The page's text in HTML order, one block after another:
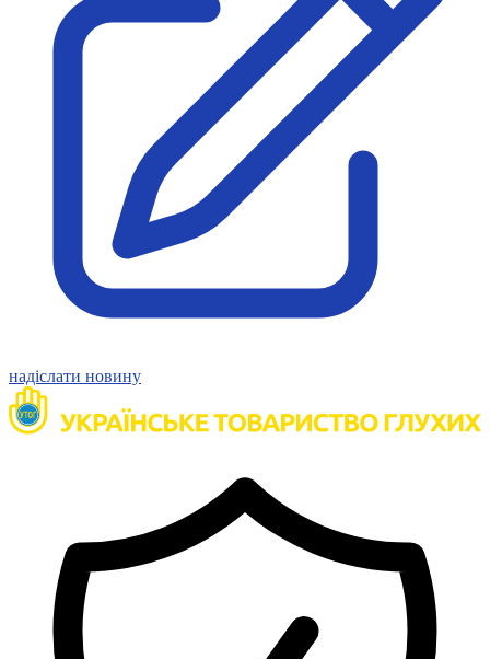
Харківська область
Херсонська область
Хмельницька область
Черкаська область
Чернівецька область
Чернігівська область
Особи відповідальні за контактування з
питань укладення договорів
Вивчаємо жестову мову
Новини про жестову мову
Ресурс для вивчення жестових мов різних країн
ВІКТОРИНА
На допомогу військовим
Медична термінологія жестовою мовою
Нормативна база УТОГ
Конвенція ООН
Законодавство
Декларації
надіслати новину